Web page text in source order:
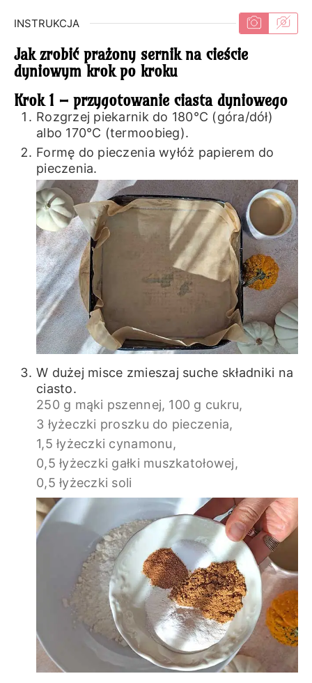
INSTRUKCJA
Jak zrobić prażony sernik na cieście
dyniowym krok po kroku
Krok 1 – przygotowanie ciasta dyniowego
Rozgrzej piekarnik do 180℃ (góra/dół)
albo 170℃ (termoobieg).
Formę do pieczenia wyłóż papierem do
pieczenia.
W dużej misce zmieszaj suche składniki na
ciasto.
250 g mąki pszennej, 100 g cukru,
3 łyżeczki proszku do pieczenia,
1,5 łyżeczki cynamonu,
0,5 łyżeczki gałki muszkatołowej,
0,5 łyżeczki soli